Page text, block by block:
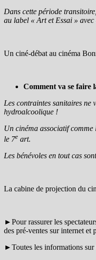
Dans cette période
au label « Art et Essai »
Un ciné-débat au cinéma
Comment va se faire
Les contraintes sanitaires ne
hydroalcoolique !
Un cinéma associatif
le 7e art.
Les bénévoles en tout cas
La cabine de projection du
►Pour rassurer les
des pré-ventes sur internet et
►Toutes les informations sur